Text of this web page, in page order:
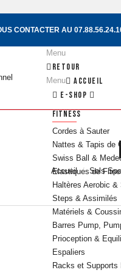
CONTACTER AU
Menu
Retour
Menu
Accueil
e-Shop
FITNESS
Cordes à Sauter
Nattes & Tapis de
Swiss Ball &
Elastiques de
Haltères Aerobic &
Steps & Assimilés
Matériels &
Barres Pump,
Prioception &
Espaliers
Racks et Supports
Accueil Sols